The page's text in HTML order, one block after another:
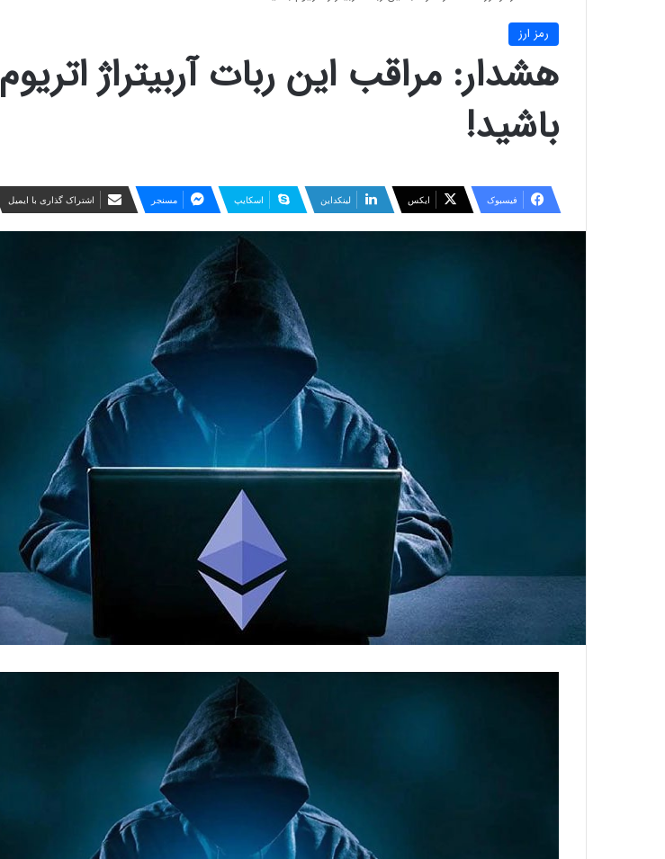
رمز ارز
هشدار: مراقب این ربات آربیتراژ اتریوم
باشید!
فیسبوک ایکس لینکداین اسکایپ مسنجر اشتراک گذاری با ایمیل